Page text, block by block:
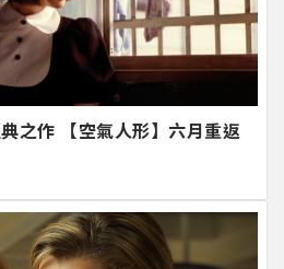
之作 【空氣人形】六月重返